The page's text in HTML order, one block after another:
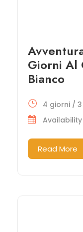
Giorni Al
Bianco
4 giorni /
Read More